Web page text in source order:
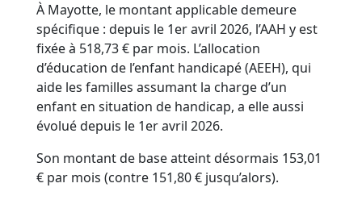
À Mayotte, le montant applicable demeure
spécifique : depuis le 1er avril 2026, l’AAH y est
fixée à 518,73 € par mois. L’allocation
d’éducation de l’enfant handicapé (AEEH), qui
aide les familles assumant la charge d’un
enfant en situation de handicap, a elle aussi
évolué depuis le 1er avril 2026.
Son montant de base atteint désormais 153,01
€ par mois (contre 151,80 € jusqu’alors).